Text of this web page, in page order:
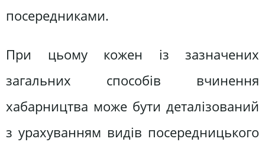
посередниками.
При цьому кожен із зазначених
загальних способів вчинення
хабарництва може бути деталізований
з урахуванням видів посередницького